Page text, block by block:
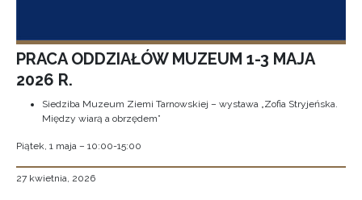
PRACA ODDZIAŁÓW MUZEUM 1-3 MAJA
2026 R.
Siedziba Muzeum Ziemi Tarnowskiej – wystawa „Zofia Stryjeńska.
Między wiarą a obrzędem”
Piątek, 1 maja – 10:00-15:00
27 kwietnia, 2026